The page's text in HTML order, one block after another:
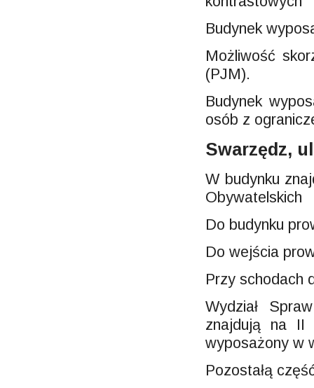
Budynek
Możliwość
(PJM).
Budynek
osób z
Swarzędz,
W budynku
Obywatelskich
Do budynku
Do wejścia
Przy schodach
Wydział
znajdują na II
wyposażony w
Pozostałą